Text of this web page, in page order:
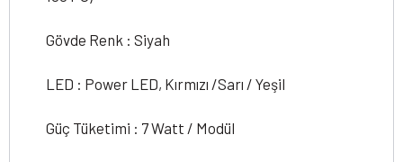
Gövde Renk : Siyah
LED : Power LED, Kırmızı /Sarı / Yeşil
Güç Tüketimi : 7 Watt / Modül